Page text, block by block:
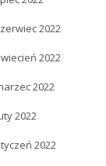
2022
2022
2022
2022
2022